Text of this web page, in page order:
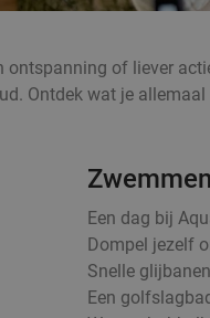
of liever
Ontdek wat je
Een dag bij
Dompel jezelf
Snelle
Een